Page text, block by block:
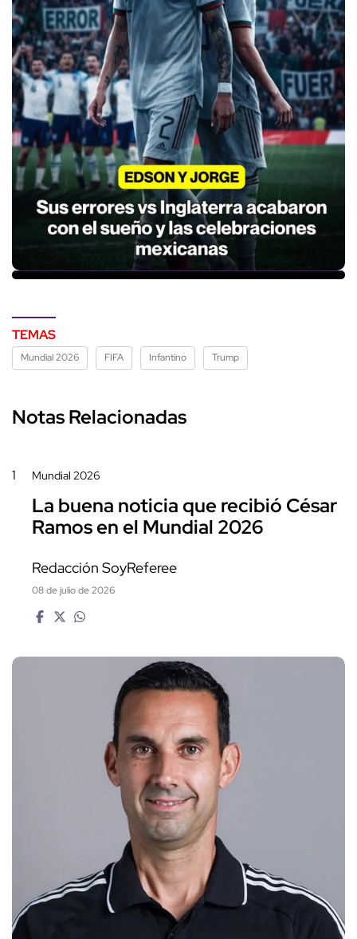
TEMAS
Mundial 2026 FIFA Infantino Trump
Notas Relacionadas
1 Mundial 2026
La buena noticia que recibió César
Ramos en el Mundial 2026
Redacción SoyReferee
08 de julio de 2026